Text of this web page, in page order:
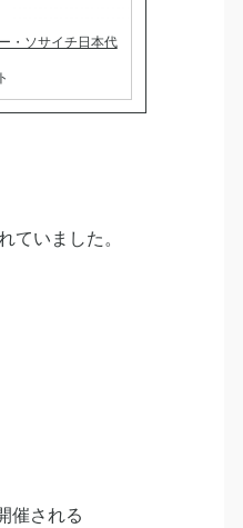
・ソサイチ日本代
ていました。
催される